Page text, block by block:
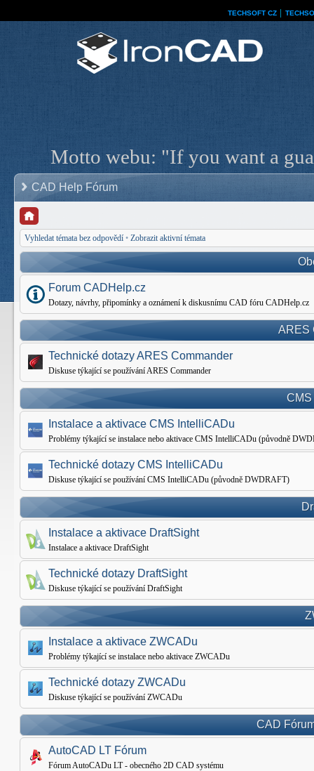
TECHSOFT CZ
Motto webu: "If you want a
CAD Help Fórum
Vyhledat témata bez odpovědí • Zobrazit aktivní témata
Forum CADHelp.cz
Dotazy, návrhy, připomínky a oznámení k diskusnímu CAD fóru CADHelp.cz
ARES
Technické dotazy ARES Commander
Diskuse týkající se používání ARES Commander
Instalace a aktivace CMS IntelliCADu
Problémy týkající se instalace nebo aktivace CMS IntelliCADu (původně
Technické dotazy CMS IntelliCADu
Diskuse týkající se používání CMS IntelliCADu (původně DWDRAFT)
Instalace a aktivace DraftSight
Instalace a aktivace DraftSight
Technické dotazy DraftSight
Diskuse týkající se používání DraftSight
Instalace a aktivace ZWCADu
Problémy týkající se instalace nebo aktivace ZWCADu
Technické dotazy ZWCADu
Diskuse týkající se používání ZWCADu
CAD
AutoCAD LT Fórum
Fórum AutoCADu LT - obecného 2D CAD systému